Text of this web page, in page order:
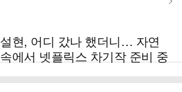
설현, 어디 갔나 했더니… 자연
속에서 넷플릭스 차기작 준비 중